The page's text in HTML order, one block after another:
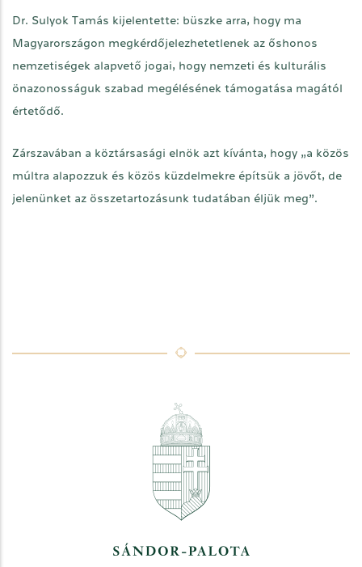
Dr. Sulyok Tamás kijelentette: büszke arra, hogy ma
Magyarországon megkérdőjelezhetetlenek az őshonos
nemzetiségek alapvető jogai, hogy nemzeti és kulturális
önazonosságuk szabad megélésének támogatása magától
értetődő.
Zárszavában a köztársasági elnök azt kívánta, hogy „a közös
múltra alapozzuk és közös küzdelmekre építsük a jövőt, de
jelenünket az összetartozásunk tudatában éljük meg”.